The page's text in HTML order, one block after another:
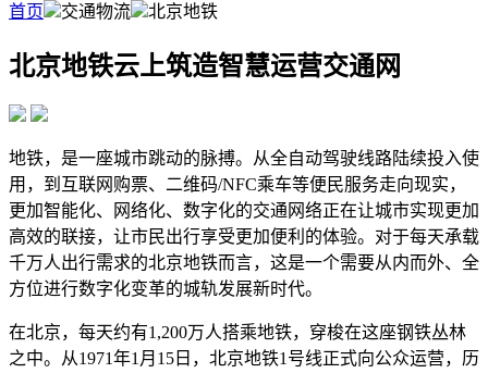
首页 交通物流 北京地铁
北京地铁云上筑造智慧运营交通网
地铁，是一座城市跳动的脉搏。从全自动驾驶线路陆续投入使
用，到互联网购票、二维码/NFC乘车等便民服务走向现实，
更加智能化、网络化、数字化的交通网络正在让城市实现更加
高效的联接，让市民出行享受更加便利的体验。对于每天承载
千万人出行需求的北京地铁而言，这是一个需要从内而外、全
方位进行数字化变革的城轨发展新时代。
在北京，每天约有1,200万人搭乘地铁，穿梭在这座钢铁丛林
之中。从1971年1月15日，北京地铁1号线正式向公众运营，历